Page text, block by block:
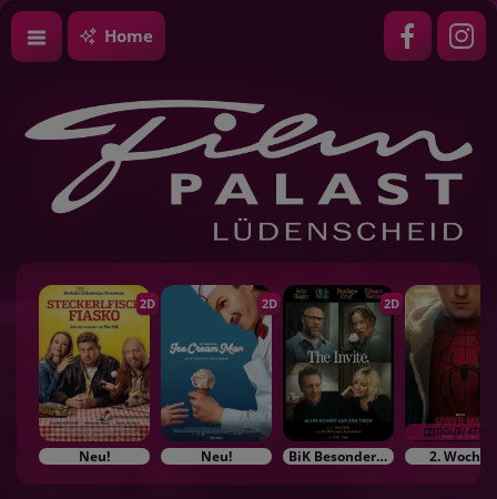
Home
2D
Neu!
2D
Neu!
2D
BiK Besonderes im Kino 2. Woche!